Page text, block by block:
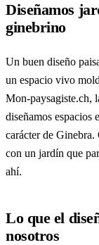
Diseñamos
ginebrino
Un buen diseño
un espacio vivo
Mon-paysagiste.ch,
diseñamos espacios
carácter de
con un jardín que
ahí.
Lo que el
nosotros